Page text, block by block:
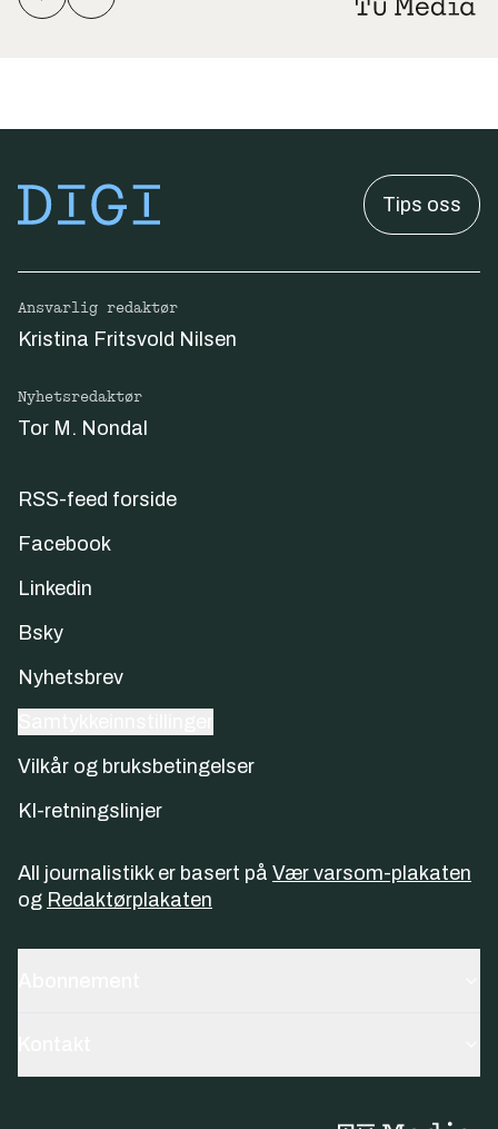
Tips oss
Ansvarlig redaktør
Kristina Fritsvold Nilsen
Nyhetsredaktør
Tor M. Nondal
RSS-feed forside
Facebook
Linkedin
Bsky
Nyhetsbrev
Vilkår og bruksbetingelser
KI-retningslinjer
All journalistikk er basert på Vær varsom-plakaten
og Redaktørplakaten